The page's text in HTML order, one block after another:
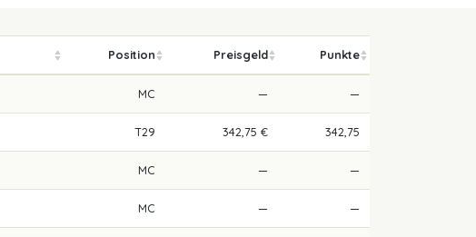
Position Preisgeld Punkte
MC — —
T29 342,75 € 342,75
MC — —
MC — —